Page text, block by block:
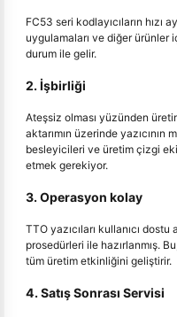
FC53 seri kodlayıcıların
uygulamaları ve diğer
durum ile gelir.
2. İşbirliği
Ateşsiz olması yüzünden
aktarımın üzerinde
besleyicileri ve üretim çizgi
etmek gerekiyor.
3. Operasyon kolay
TTO yazıcıları kullanıcı
prosedürleri ile hazırlanmış.
tüm üretim etkinliğini geliştirir.
4. Satış Sonrası Servisi